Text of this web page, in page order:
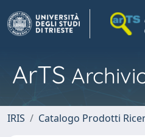
ArTS
IRIS Catalogo Prodotti